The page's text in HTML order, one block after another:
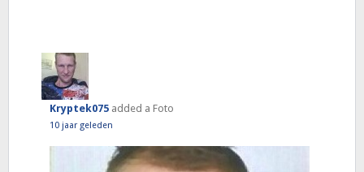
Kryptek075 added a Foto
10 jaar geleden